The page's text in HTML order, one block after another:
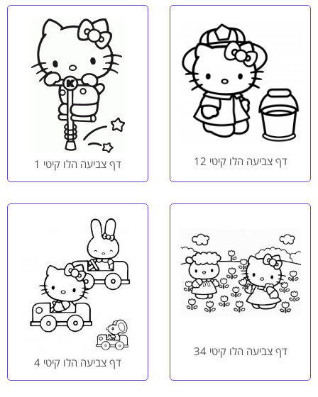
דף צביעה הלו קיטי 12 דף צביעה הלו קיטי 1
דף צביעה הלו קיטי 34
דף צביעה הלו קיטי 4